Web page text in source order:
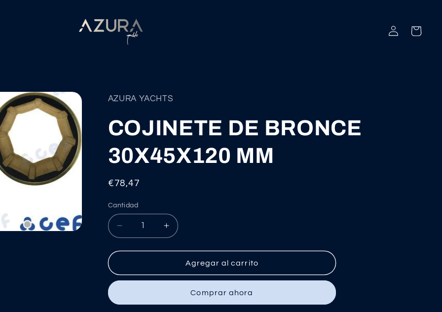
Iniciar
sesión
Carrito
AZURA YACHTS
COJINETE DE BRONCE
30X45X120 MM
Precio
€78,47
Cantidad
Reducir
cantidad
para
DE
MM
Aumentar
cantidad
para
COJINETE
DE
30X45X120
MM
Agregar al carrito
Comprar ahora